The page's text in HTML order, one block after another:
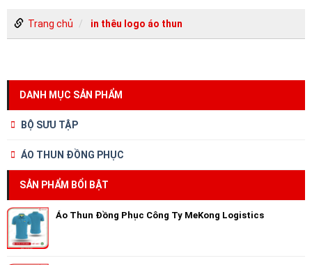
Trang chủ in thêu logo áo thun
DANH MỤC SẢN PHẨM
BỘ SƯU TẬP
ÁO THUN ĐỒNG PHỤC
SẢN PHẨM BỔI BẬT
Áo Thun Đồng Phục Công Ty MeKong Logistics